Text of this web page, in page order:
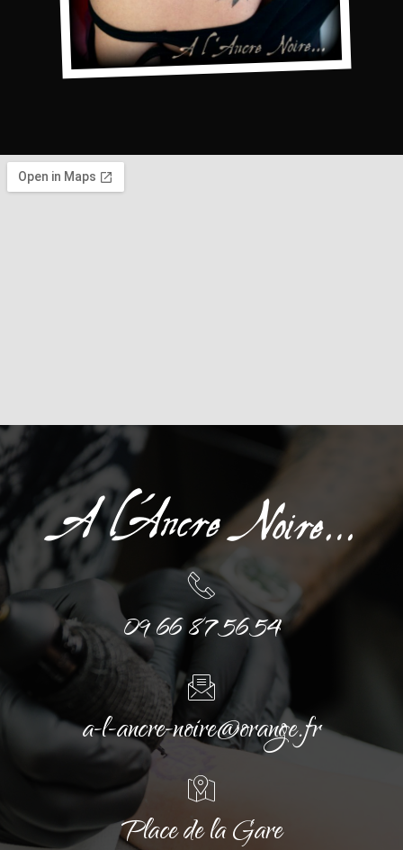
09 66 87 56 54
a-l-ancre-noire@orange.fr
Place de la Gare